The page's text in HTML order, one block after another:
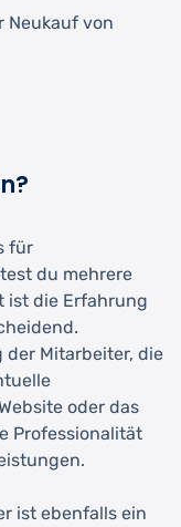
Neukauf von
für
du mehrere
ist die Erfahrung
Mitarbeiter, die
oder das
Professionalität
ist ebenfalls ein